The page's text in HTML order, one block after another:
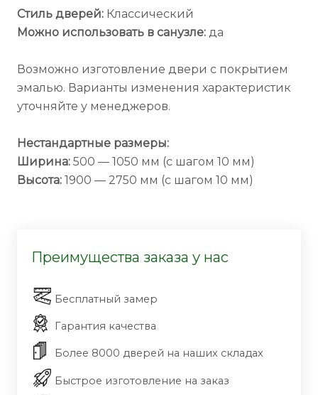
Стиль дверей: Классический
Можно использовать в санузле: да
Возможно изготовление двери с покрытием
эмалью. Варианты изменения характеристик
уточняйте у менеджеров.
Нестандартные размеры:
Ширина: 500 — 1050 мм (с шагом 10 мм)
Высота: 1900 — 2750 мм (с шагом 10 мм)
Преимущества заказа у нас
Бесплатный замер
Гарантия качества
Более 8000 дверей на наших складах
Быстрое изготовление на заказ